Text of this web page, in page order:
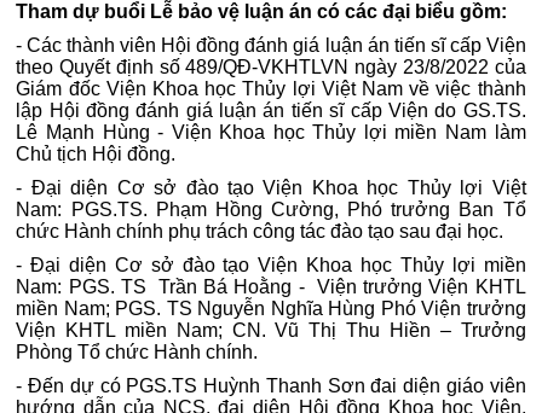
Tham dự buổi Lễ bảo vệ luận án có các đại biểu gồm:
- Các thành viên Hội đồng đánh giá luận án tiến sĩ cấp Viện
theo Quyết định số 489/QĐ-VKHTLVN ngày 23/8/2022 của
Giám đốc Viện Khoa học Thủy lợi Việt Nam về việc thành
lập Hội đồng đánh giá luận án tiến sĩ cấp Viện do GS.TS.
Lê Mạnh Hùng - Viện Khoa học Thủy lợi miền Nam làm
Chủ tịch Hội đồng.
- Đại diện Cơ sở đào tạo Viện Khoa học Thủy lợi Việt
Nam: PGS.TS. Phạm Hồng Cường, Phó trưởng Ban Tổ
chức Hành chính phụ trách công tác đào tạo sau đại học.
- Đại diện Cơ sở đào tạo Viện Khoa học Thủy lợi miền
Nam: PGS. TS Trần Bá Hoằng - Viện trưởng Viện KHTL
miền Nam; PGS. TS Nguyễn Nghĩa Hùng Phó Viện trưởng
Viện KHTL miền Nam; CN. Vũ Thị Thu Hiền – Trưởng
Phòng Tổ chức Hành chính.
- Đến dự có PGS.TS Huỳnh Thanh Sơn đai diện giáo viên
hướng dẫn của NCS, đại diện Hội đồng Khoa học Viện,